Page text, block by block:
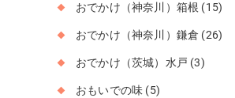
おでかけ（神奈川）箱根 (15)
おでかけ（神奈川）鎌倉 (26)
おでかけ（茨城）水戸 (3)
おもいでの味 (5)